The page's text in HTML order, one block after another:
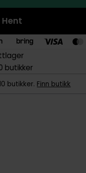
Hent
butikker
butikker. Finn butikk